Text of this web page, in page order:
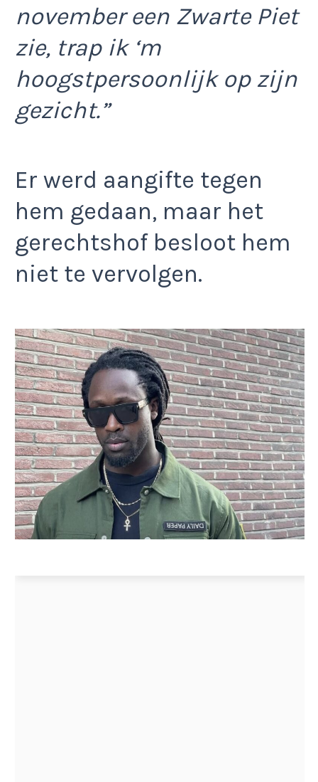
november een Zwarte Piet
zie, trap ik ‘m
hoogstpersoonlijk op zijn
gezicht.”
Er werd aangifte tegen
hem gedaan, maar het
gerechtshof besloot hem
niet te vervolgen.